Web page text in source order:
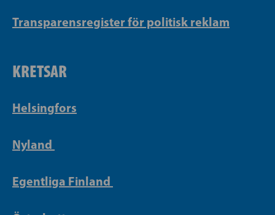
Transparensregister för politisk reklam
KRETSAR
Helsingfors
Nyland
Egentliga Finland